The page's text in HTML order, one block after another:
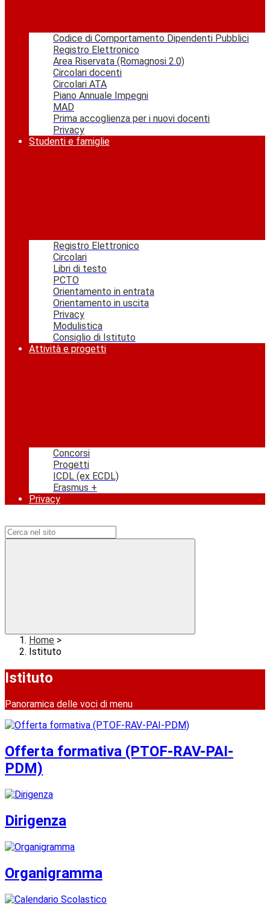
Codice di Comportamento Dipendenti Pubblici
Registro Elettronico
Area Riservata (Romagnosi 2.0)
Circolari docenti
Circolari ATA
Piano Annuale Impegni
MAD
Prima accoglienza per i nuovi docenti
Privacy
Studenti e famiglie
Registro Elettronico
Circolari
Libri di testo
PCTO
Orientamento in entrata
Orientamento in uscita
Privacy
Modulistica
Consiglio di Istituto
Attività e progetti
Concorsi
Progetti
ICDL (ex ECDL)
Erasmus +
Privacy
Home >
Istituto
Istituto
Panoramica delle voci di menu
Offerta formativa (PTOF-RAV-PAI-
PDM)
Dirigenza
Organigramma